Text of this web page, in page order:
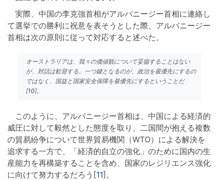
実際、中国の李克強首相がアルバニージー首相に連絡し
て選挙での勝利に祝意を表そうとした際、アルバニージー
首相は次の原則に従って対応すると述べた。
オーストラリアは、我々の価値観について妥協することはない
が、対話は歓迎する。一つ鍵となるのが、政治を最優先にするの
ではなく、国益と国家安全保障を最優先にするということだ
[10]。
このように、アルバニージー首相は、中国による経済的
威圧に対して毅然とした態度を取り、二国間が抱える複数
の貿易紛争について世界貿易機関（WTO）による解決を
追求する一方で、「経済的自立の強化」のために国内の生
産能力を再構築することを含め、国家のレジリエンス強化
に向けて努力するだろう[11]。